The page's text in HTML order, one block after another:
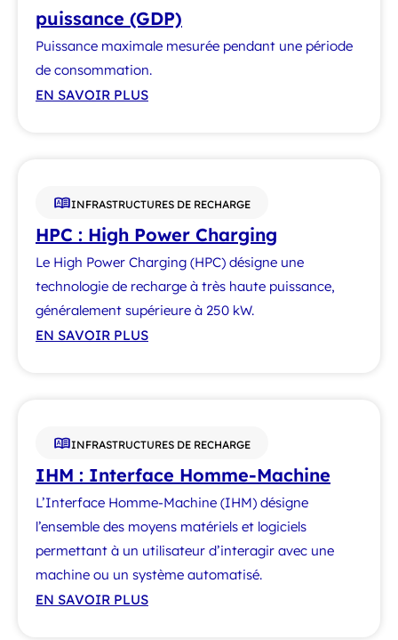
puissance (GDP)
Puissance maximale mesurée pendant une période
de consommation.
EN SAVOIR PLUS
INFRASTRUCTURES DE RECHARGE
HPC : High Power Charging
Le High Power Charging (HPC) désigne une
technologie de recharge à très haute puissance,
généralement supérieure à 250 kW.
EN SAVOIR PLUS
INFRASTRUCTURES DE RECHARGE
IHM : Interface Homme-Machine
L’Interface Homme-Machine (IHM) désigne
l’ensemble des moyens matériels et logiciels
permettant à un utilisateur d’interagir avec une
machine ou un système automatisé.
EN SAVOIR PLUS